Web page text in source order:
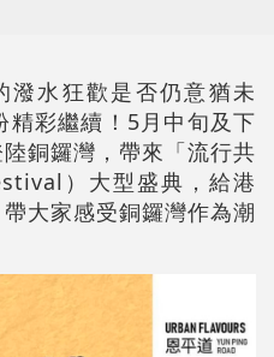
潑水狂歡是否仍意猶未
彩繼續！5月中旬及下
銅鑼灣，帶來「流行共
）大型盛典，給港
大家感受銅鑼灣作為潮